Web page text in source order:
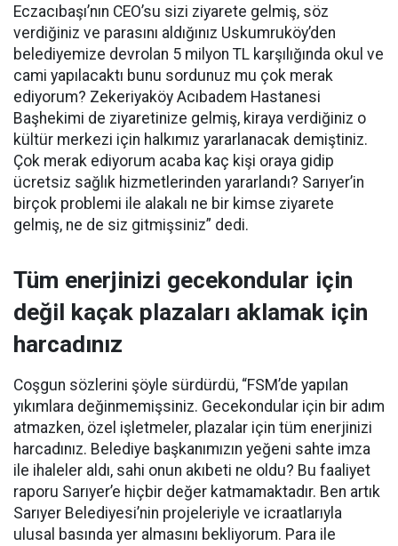
Eczacıbaşı’nın CEO’su sizi ziyarete gelmiş, söz
verdiğiniz ve parasını aldığınız Uskumruköy’den
belediyemize devrolan 5 milyon TL karşılığında okul ve
cami yapılacaktı bunu sordunuz mu çok merak
ediyorum? Zekeriyaköy Acıbadem Hastanesi
Başhekimi de ziyaretinize gelmiş, kiraya verdiğiniz o
kültür merkezi için halkımız yararlanacak demiştiniz.
Çok merak ediyorum acaba kaç kişi oraya gidip
ücretsiz sağlık hizmetlerinden yararlandı? Sarıyer’in
birçok problemi ile alakalı ne bir kimse ziyarete
gelmiş, ne de siz gitmişsiniz” dedi.
Tüm enerjinizi gecekondular için
değil kaçak plazaları aklamak için
harcadınız
Coşgun sözlerini şöyle sürdürdü, “FSM’de yapılan
yıkımlara değinmemişsiniz. Gecekondular için bir adım
atmazken, özel işletmeler, plazalar için tüm enerjinizi
harcadınız. Belediye başkanımızın yeğeni sahte imza
ile ihaleler aldı, sahi onun akıbeti ne oldu? Bu faaliyet
raporu Sarıyer’e hiçbir değer katmamaktadır. Ben artık
Sarıyer Belediyesi’nin projeleriyle ve icraatlarıyla
ulusal basında yer almasını bekliyorum. Para ile